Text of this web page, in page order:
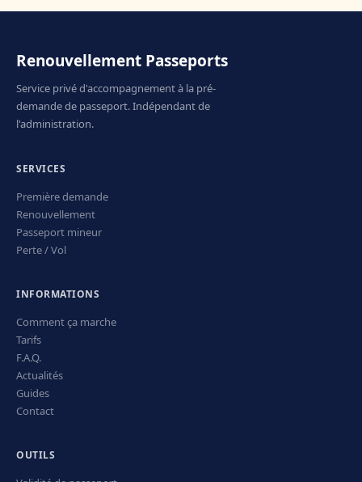
Renouvellement Passeports
Service privé d'accompagnement à la pré-
demande de passeport. Indépendant de
l'administration.
SERVICES
Première demande
Renouvellement
Passeport mineur
Perte / Vol
INFORMATIONS
Comment ça marche
Tarifs
F.A.Q.
Actualités
Guides
Contact
OUTILS